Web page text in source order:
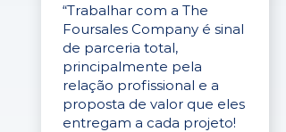
“Trabalhar com a The
Foursales Company é sinal
de parceria total,
principalmente pela
relação profissional e a
proposta de valor que eles
entregam a cada projeto!